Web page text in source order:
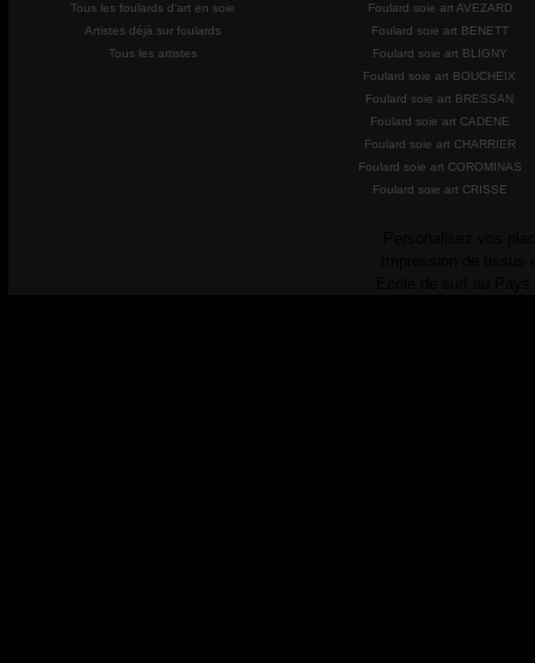
Tous les foulards d'art en soie
Artistes déjà sur foulards
Tous les artistes
Foulard soie art AVEZARD
Foulard soie art BENETT
Foulard soie art BLIGNY
Foulard soie art BOUCHEIX
Foulard soie art BRESSAN
Foulard soie art CADENE
Foulard soie art CHARRIER
Foulard soie art COROMINAS
Foulard soie art CRISSE